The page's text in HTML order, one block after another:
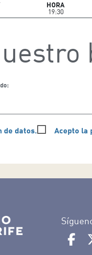
HORA
19:30
datos. Acepto la
Ir